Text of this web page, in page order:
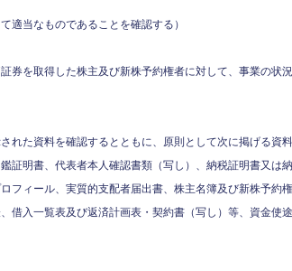
適当なものであることを確認する）
券を取得した株主及び新株予約権者に対して、事業の状
た資料を確認するとともに、原則として次に掲げる資
証明書、代表者本人確認書類（写し）、納税証明書又は
フィール、実質的支配者届出書、株主名簿及び新株予約
借入一覧表及び返済計画表・契約書（写し）等、資金使